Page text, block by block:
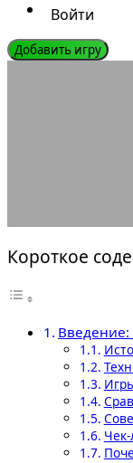
Войти
Добавить игру
Короткое
Введение: